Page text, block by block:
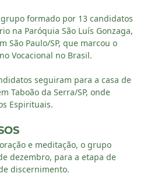
formado por 13 candidatos
na Paróquia São Luís Gonzaga,
São Paulo/SP, que marcou o
Vocacional no Brasil.
seguiram para a casa de
Taboão da Serra/SP, onde
Espirituais.
e meditação, o grupo
dezembro, para a etapa de
discernimento.